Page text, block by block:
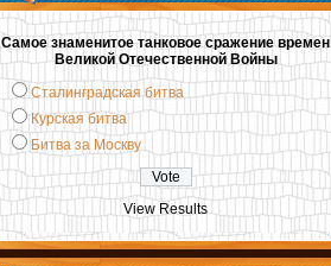
Самое знаменитое танковое сражение времен
Великой Отечественной Войны
Сталинградская битва
Курская битва
Битва за Москву
View Results